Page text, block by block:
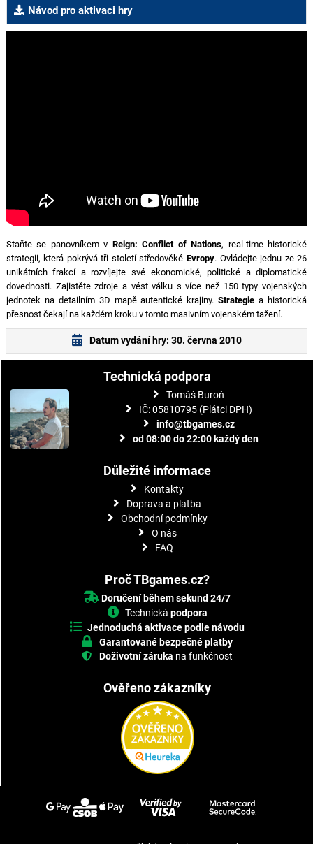
Návod pro aktivaci hry
Staňte se panovníkem v Reign: Conflict of Nations, real-time historické
strategii, která pokrývá tři století středověkéEvropy. Ovládejte jednu ze 26
unikátních frakcí a rozvíjejte své ekonomické, politické a diplomatické
dovednosti. Zajistěte zdroje a vést válku s více než 150 typy vojenských
jednotek na detailním 3D mapě autentické krajiny.Strategie a historická
přesnost čekají na každém kroku v tomto masivním vojenském tažení.
Datum vydání hry: 30. června 2010
Technická podpora
Tomáš Buroň
IČ: 05810795 (Plátci DPH)
info@tbgames.cz
od 08:00 do 22:00 každý den
Důležité informace
Kontakty
Doprava a platba
Obchodní podmínky
O nás
FAQ
Proč TBgames.cz?
Doručení během sekund 24/7
Technická podpora
Jednoduchá aktivace podle návodu
Garantované bezpečné platby
Doživotní záruka na funkčnost
Ověřeno zákazníky